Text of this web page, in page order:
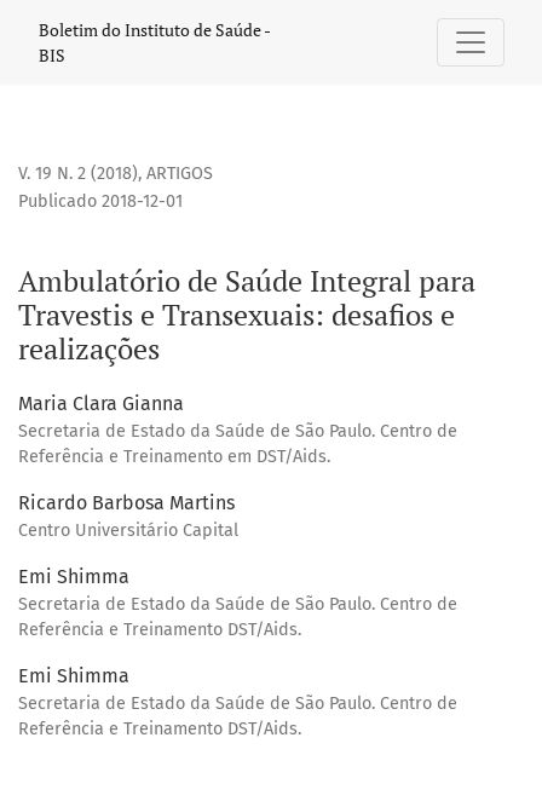
Ambulatório de Saúde Integral para Travestis e Transexuais
Boletim do Instituto de Saúde -
BIS
V. 19 N. 2 (2018), ARTIGOS
Ambulatório de Saúde Integral para
Travestis e Transexuais: desafios e
realizações
Publicado 2018-12-01
Maria Clara Gianna
Secretaria de Estado da Saúde de São Paulo. Centro de
Referência e Treinamento em DST/Aids.
Ricardo Barbosa Martins
Centro Universitário Capital
Emi Shimma
Secretaria de Estado da Saúde de São Paulo. Centro de
Referência e Treinamento DST/Aids.
Emi Shimma
Secretaria de Estado da Saúde de São Paulo. Centro de
Referência e Treinamento DST/Aids.